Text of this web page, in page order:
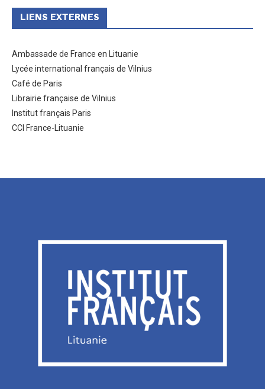
LIENS EXTERNES
Ambassade de France en Lituanie
Lycée international français de Vilnius
Café de Paris
Librairie française de Vilnius
Institut français Paris
CCI France-Lituanie